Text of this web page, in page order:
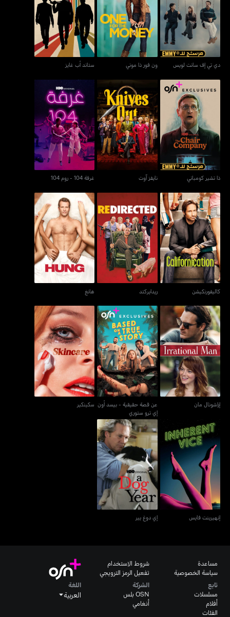
دي تي إف سانت لويس
دي تي إف سانت لويس
ون فور ذا موني
ون فور ذا موني
ستاند أب غايز
ستاند أب غايز
ذا تشير كومباني
ذا تشير كومباني
نايفز آوت
نايفز آوت
غرفة 104 - روم 104
غرفة 104 - روم 104
كاليفورنكيشن
كاليفورنكيشن
ريدايركتد
ريدايركتد
هانغ
هانغ
إراشونال مان
إراشونال مان
عن قصة حقيقية - بيسد
أون إي ترو ستوري
عن قصة حقيقية - بيسد أون
إي ترو ستوري
سكينكير
سكينكير
إنهيرينت فايس
إنهيرينت فايس
إي دوغ يير
إي دوغ يير
مساعدة
سياسة الخصوصية
شروط الاستخدام
تفعيل الرمز الترويجي
تابع
مسلسلات
أفلام
الفئات
الشركة
OSN بلس
أنغامي
اللغة
العربية